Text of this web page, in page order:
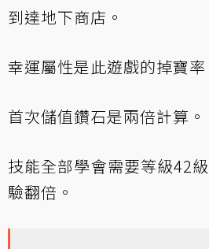
到達地下商店。
幸運屬性是此遊戲的掉寶率
首次儲值鑽石是兩倍計算。
技能全部學會需要等級42
驗翻倍。